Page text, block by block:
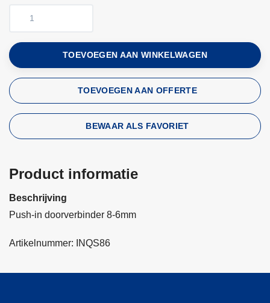
TOEVOEGEN AAN WINKELWAGEN
TOEVOEGEN AAN OFFERTE
BEWAAR ALS FAVORIET
Product informatie
Beschrijving
Push-in doorverbinder 8-6mm
Artikelnummer: INQS86